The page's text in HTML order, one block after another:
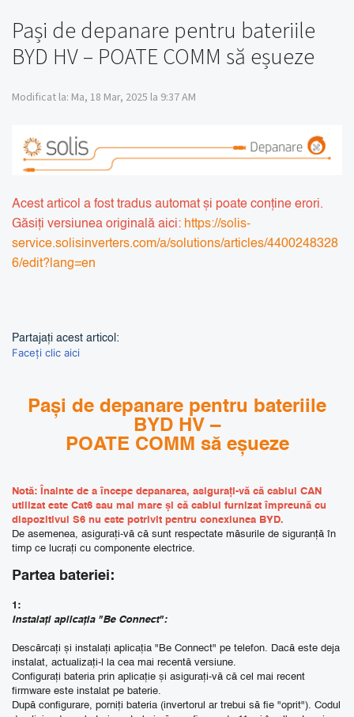
Pași de depanare pentru bateriile
BYD HV – POATE COMM să eșueze
Modificat la: Ma, 18 Mar, 2025 la 9:37 AM
Acest articol a fost tradus automat și poate conține erori.
Găsiți versiunea originală aici: https://solis-
service.solisinverters.com/a/solutions/articles/4400248328
6/edit?lang=en
Partajați acest articol:
Faceți clic aici
Pași de depanare pentru bateriile
BYD HV –
POATE COMM să eșueze
Notă: Înainte de a începe depanarea, asigurați-vă că cablul CAN
utilizat este Cat6 sau mai mare și că cablul furnizat împreună cu
dispozitivul S6 nu este potrivit pentru conexiunea BYD.
De asemenea, asigurați-vă că sunt respectate măsurile de siguranță în
timp ce lucrați cu componente electrice.
Partea bateriei:
1:
Instalați aplicația "Be Connect":
Descărcați și instalați aplicația "Be Connect" pe telefon. Dacă este deja
instalat, actualizați-l la cea mai recentă versiune.
Configurați bateria prin aplicație și asigurați-vă că cel mai recent
firmware este instalat pe baterie.
După configurare, porniți bateria (invertorul ar trebui să fie "oprit"). Codul